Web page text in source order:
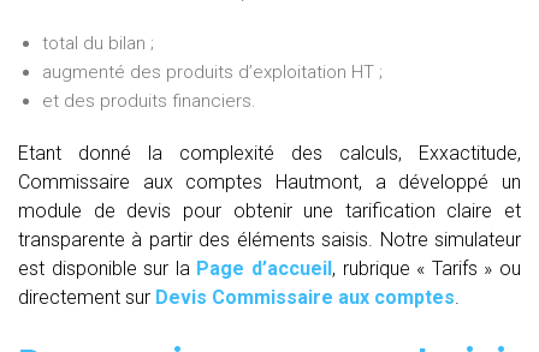
total du bilan ;
augmenté des produits d’exploitation HT ;
et des produits financiers.
Etant donné la complexité des calculs, Exxactitude,
Commissaire aux comptes Hautmont, a développé un
module de devis pour obtenir une tarification claire et
transparente à partir des éléments saisis. Notre simulateur
est disponible sur la Page d’accueil, rubrique « Tarifs » ou
directement sur Devis Commissaire aux comptes.